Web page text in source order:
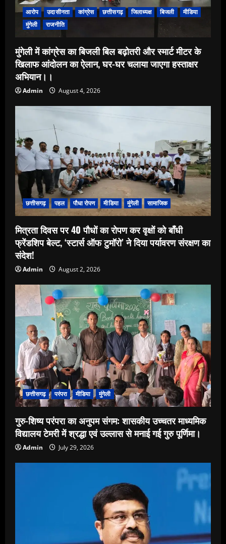
आरोप उदासीनता कांग्रेस छत्तीसगढ़ जिलाध्यक्ष बिजली
मीडिया
मुंगेली
राजनीति
मुंगेली में कांग्रेस का बिजली बिल बढ़ोतरी और स्मार्ट मीटर के
खिलाफ आंदोलन का ऐलान, घर-घर चलाया जाएगा हस्ताक्षर
अभियान।।
Admin August 4, 2026
छत्तीसगढ़ पहल पौधा रोपण मीडिया मुंगेली सामाजिक
मित्रता दिवस पर 40 पौधों का रोपण कर वृक्षों को बाँधी
फ्रेंडशिप बेल्ट, ‘स्टार्स ऑफ टुमॉरो’ ने दिया पर्यावरण संरक्षण का
संदेश!
Admin August 2, 2026
छत्तीसगढ़ परंपरा मीडिया मुंगेली
गुरु-शिष्य परंपरा का अनुपम संगम: शासकीय उच्चतर माध्यमिक
विद्यालय टेमरी में श्रद्धा एवं उल्लास से मनाई गई गुरु पूर्णिमा।
Admin July 29, 2026